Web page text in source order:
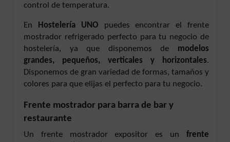
control de temperatura.
En Hostelería UNO puedes encontrar el frente
mostrador refrigerado perfecto para tu negocio de
hostelería, ya que disponemos de modelos
grandes, pequeños, verticales y horizontales.
Disponemos de gran variedad de formas, tamaños y
colores para que elijas el perfecto para tu negocio.
Frente mostrador para barra de bar y
restaurante
Un frente mostrador expositor es un frente